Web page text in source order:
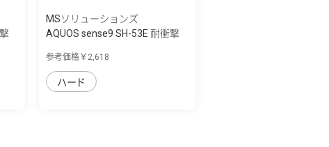
MSソリューションズ
AQUOS sense9 SH-53E 耐衝撃
参考価格￥2,618
ハード